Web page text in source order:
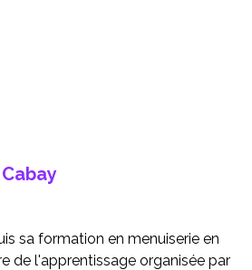
sa formation en menuiserie en
de l'apprentissage organisée par